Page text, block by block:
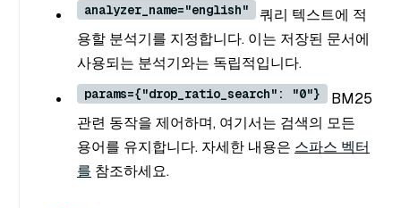
analyzer_name="english"
쿼리 텍스트에 적
용할 분석기를 지정합니다. 이는 저장된 문서에
사용되는 분석기와는 독립적입니다.
params={"drop_ratio_search": "0"}
BM25
관련 동작을 제어하며, 여기서는 검색의 모든
용어를 유지합니다. 자세한 내용은 스파스 벡터
를 참조하세요.